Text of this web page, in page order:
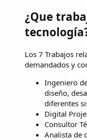
¿Que
Los 7 Trabajos
demandados y
Ingeniero
diseño,
diferentes
Digital
Consultor
Analista de